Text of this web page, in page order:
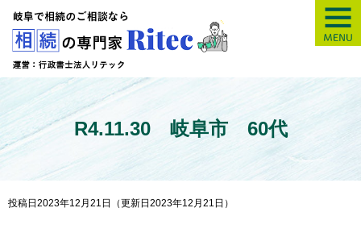
【岐阜】相続の
R4.11.30 岐阜市 60代
投稿日2023年12月21日 （更新日2023年12月21日）